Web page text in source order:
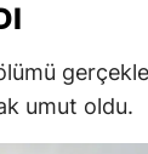
umut oldu.